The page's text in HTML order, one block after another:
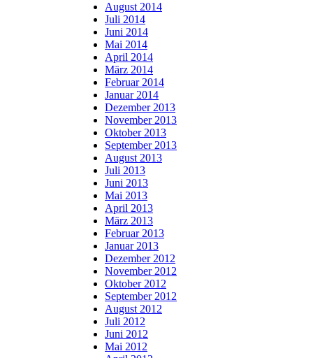
August 2014
Juli 2014
Juni 2014
Mai 2014
April 2014
März 2014
Februar 2014
Januar 2014
Dezember 2013
November 2013
Oktober 2013
September 2013
August 2013
Juli 2013
Juni 2013
Mai 2013
April 2013
März 2013
Februar 2013
Januar 2013
Dezember 2012
November 2012
Oktober 2012
September 2012
August 2012
Juli 2012
Juni 2012
Mai 2012